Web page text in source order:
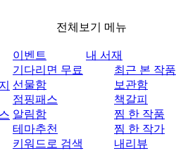
전체보기 메뉴
이벤트
기다리면 무료
선물함
점핑패스
알림함
테마추천
키워드로 검색
내 서재
최근 본 작품
보관함
책갈피
찜 한 작품
찜 한 작가
내리뷰